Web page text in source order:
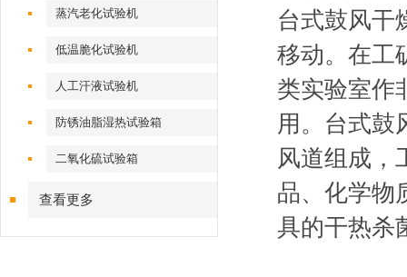
蒸汽老化试验机
低温脆化试验机
人工汗液试验机
防锈油脂湿热试验箱
二氧化硫试验箱
查看更多
台式鼓风干
移动。在工
类实验室作
用。台式鼓
风道组成，
品、化学物
具的干热杀